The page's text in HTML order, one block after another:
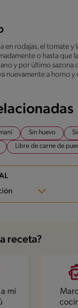
en rodajas, el tomate y
o hasta que
y por último
nuevamente a horno y
Sin huevo
Libre de carne de
receta?
mi